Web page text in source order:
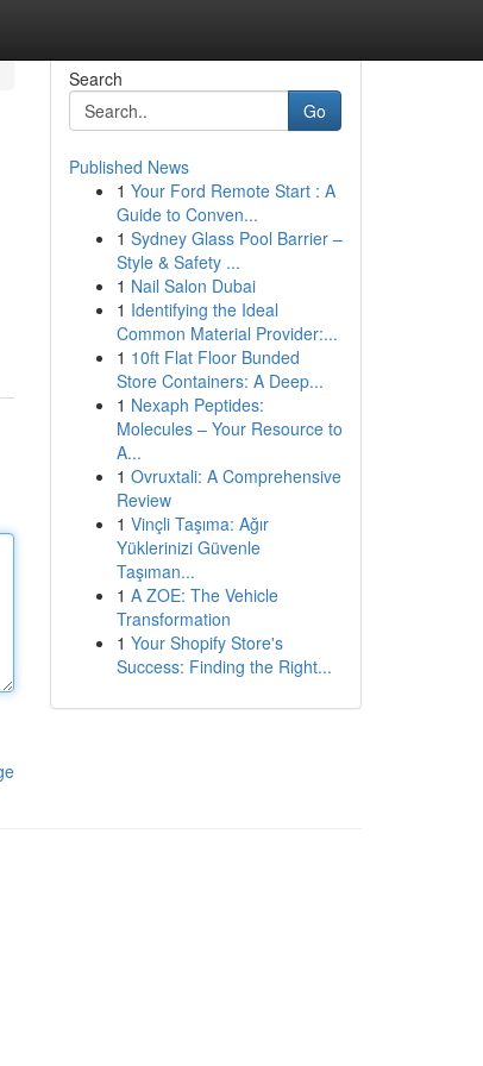
Search
Go
Published News
1 Your Ford Remote Start : A
Guide to Conven...
1 Sydney Glass Pool Barrier –
Style & Safety ...
1 Nail Salon Dubai
1 Identifying the Ideal
Common Material Provider:...
1 10ft Flat Floor Bunded
Store Containers: A Deep...
1 Nexaph Peptides:
Molecules – Your Resource to
A...
1 Ovruxtali: A Comprehensive
Review
1 Vinçli Taşıma: Ağır
Yüklerinizi Güvenle
Taşıman...
1 A ZOE: The Vehicle
Transformation
1 Your Shopify Store's
Success: Finding the Right...